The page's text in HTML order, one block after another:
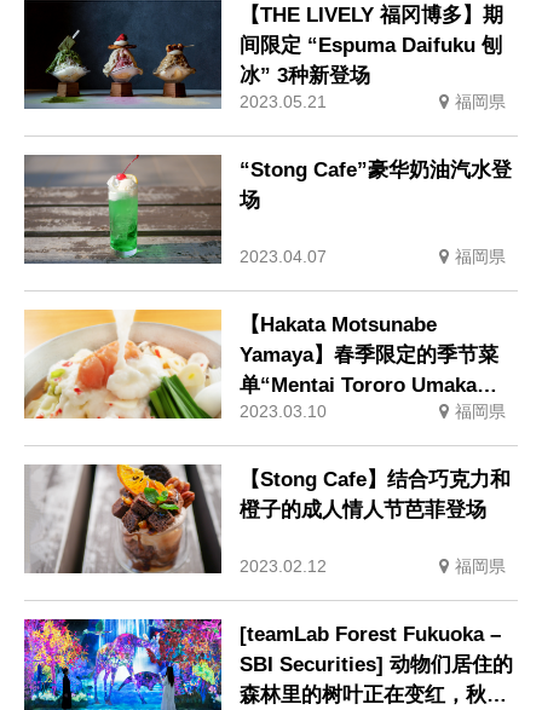
【THE LIVELY 福冈博多】期
间限定 “Espuma Daifuku 刨
冰” 3种新登场
2023.05.21 福岡県
“Stong Cafe”豪华奶油汽水登
场
2023.04.07 福岡県
【Hakata Motsunabe
Yamaya】春季限定的季节菜
单“Mentai Tororo Umaka
Motsunabe”现已上市
2023.03.10 福岡県
【Stong Cafe】结合巧克力和
橙子的成人情人节芭菲登场
2023.02.12 福岡県
[teamLab Forest Fukuoka –
SBI Securities] 动物们居住的
森林里的树叶正在变红，秋天